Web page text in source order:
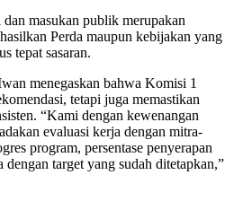
masukan publik merupakan
Perda maupun kebijakan yang
tepat sasaran.
menegaskan bahwa Komisi 1
tetapi juga memastikan
“Kami dengan kewenangan
evaluasi kerja dengan mitra-
program, persentase penyerapan
dengan target yang sudah ditetapkan,”